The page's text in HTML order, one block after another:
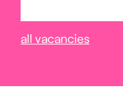
all vacancies